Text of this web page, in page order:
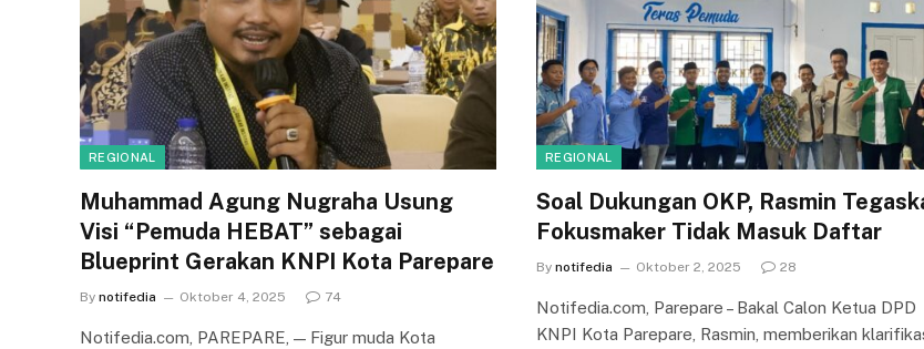
REGIONAL
Muhammad Agung Nugraha Usung
Visi “Pemuda HEBAT” sebagai
Blueprint Gerakan KNPI Kota Parepare
By notifedia Oktober 4, 2025 74
Notifedia.com, PAREPARE, — Figur muda Kota
REGIONAL
Soal Dukungan OKP, Rasmin
Fokusmaker Tidak Masuk Daftar
By notifedia Oktober 2, 2025 28
Notifedia.com, Parepare – Bakal Calon Ketua DPD
KNPI Kota Parepare, Rasmin, memberikan